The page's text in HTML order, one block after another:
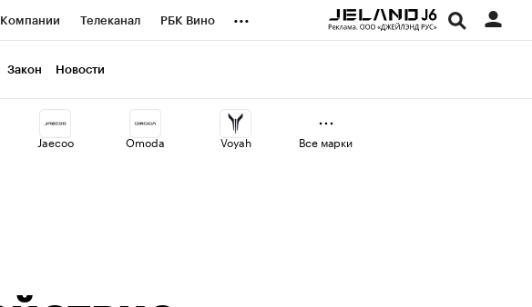
Телеканал РБК Вино
Франшизы Газета
Бизнес
...
Закон Новости
Jaecoo Omoda Voyah Все марки